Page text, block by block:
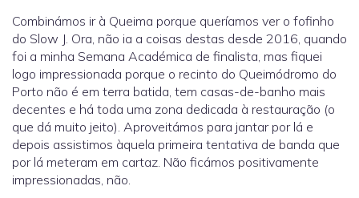
Combinámos ir à Queima porque queríamos ver o fofinho
do Slow J. Ora, não ia a coisas destas desde 2016, quando
foi a minha Semana Académica de finalista, mas fiquei
logo impressionada porque o recinto do Queimódromo do
Porto não é em terra batida, tem casas-de-banho mais
decentes e há toda uma zona dedicada à restauração (o
que dá muito jeito). Aproveitámos para jantar por lá e
depois assistimos àquela primeira tentativa de banda que
por lá meteram em cartaz. Não ficámos positivamente
impressionadas, não.